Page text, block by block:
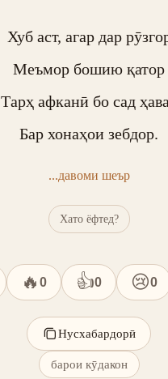
Хуб аст, агар дар
Меъмор бошию қатор
Тарҳ афканӣ бо сад
Бар хонаҳои зебдор.
...давоми шеър
Хато ёфтед?
🔥 0 👍0 😢0
Нусхабардорӣ
барои кӯдакон